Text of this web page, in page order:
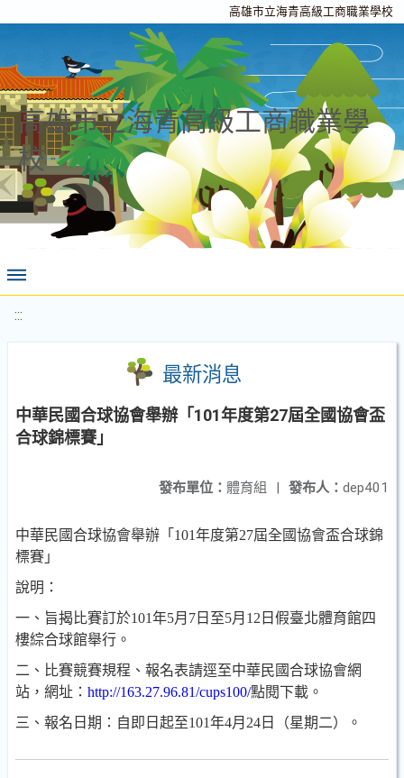
高雄市立海青高級工商職業學校
高雄市立海青高級工商職業學
校
:::
最新消息
中華民國合球協會舉辦「101年度第27屆全國協會盃
合球錦標賽」
發布人： dep401
發布單位： 體育組 |
中華民國合球協會舉辦「101年度第27屆全國協會盃合球錦
標賽」
說明：
一、 旨揭比賽訂於101年5月 7 日至5月 12 日假臺北體育館四
樓綜合球館舉行。
二、 比賽競賽規程、報名表請逕至中華民國合球協會網
站，網址： http://163.27.96.81/cups100/點閱下載。
三、 報名日期：自即日起至101年4月 24 日（星期二）。